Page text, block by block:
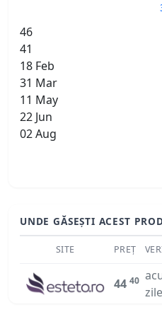
46
41
18 Feb
31 Mar
11 May
22 Jun
02 Aug
UNDE GĂSEȘTI ACEST
SITE PREȚ
44 40
zile